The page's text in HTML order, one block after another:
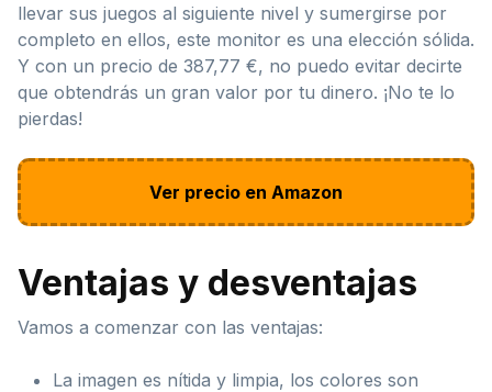
llevar sus juegos al siguiente nivel y sumergirse por
completo en ellos, este monitor es una elección sólida.
Y con un precio de 387,77 €, no puedo evitar decirte
que obtendrás un gran valor por tu dinero. ¡No te lo
pierdas!
Ver precio en Amazon
Ventajas y desventajas
Vamos a comenzar con las ventajas:
La imagen es nítida y limpia, los colores son